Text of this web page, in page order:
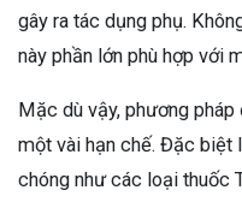
gây ra tác dụng phụ.
này phần lớn phù hợp với
Mặc dù vậy, phương
một vài hạn chế. Đặc biệt
chóng như các loại thuốc